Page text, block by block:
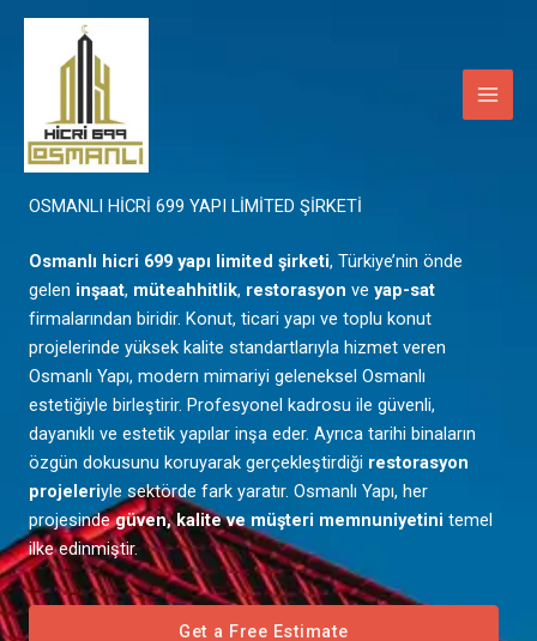
İçeriğe
Mardin
OSMANLI HİCRİ 699 YAPI LİMİTED ŞİRKETİ
Osmanlı hicri 699 yapı limited şirketi, Türkiye’nin önde
gelen inşaat, müteahhitlik, restorasyon ve yap-sat
firmalarından biridir. Konut, ticari yapı ve toplu konut
projelerinde yüksek kalite standartlarıyla hizmet veren
Osmanlı Yapı, modern mimariyi geleneksel Osmanlı
estetiğiyle birleştirir. Profesyonel kadrosu ile güvenli,
dayanıklı ve estetik yapılar inşa eder. Ayrıca tarihi binaların
özgün dokusunu koruyarak gerçekleştirdiği restorasyon
projeleriyle sektörde fark yaratır. Osmanlı Yapı, her
projesindegüven, kalite ve müşteri memnuniyetini temel
ilke edinmiştir.
Get a Free Estimate